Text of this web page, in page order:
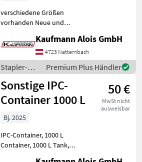
verschiedene Größen
vorhanden Neue und
10", 20", 40" Zoll Container
6x2, 5m, 12x2, 5m, Seeco
Kaufmann Alois GmbH
4723 Natternbach
Stapler-
und
Lagertechnik
/ Sonstige
Premium Plus Händler
Sonstige IPC-
Container 1000 L
50 €
MwSt nicht
ausweisbar
Bj. 2025
IPC-Container, 1000 L
Container, 1000 L Tank,